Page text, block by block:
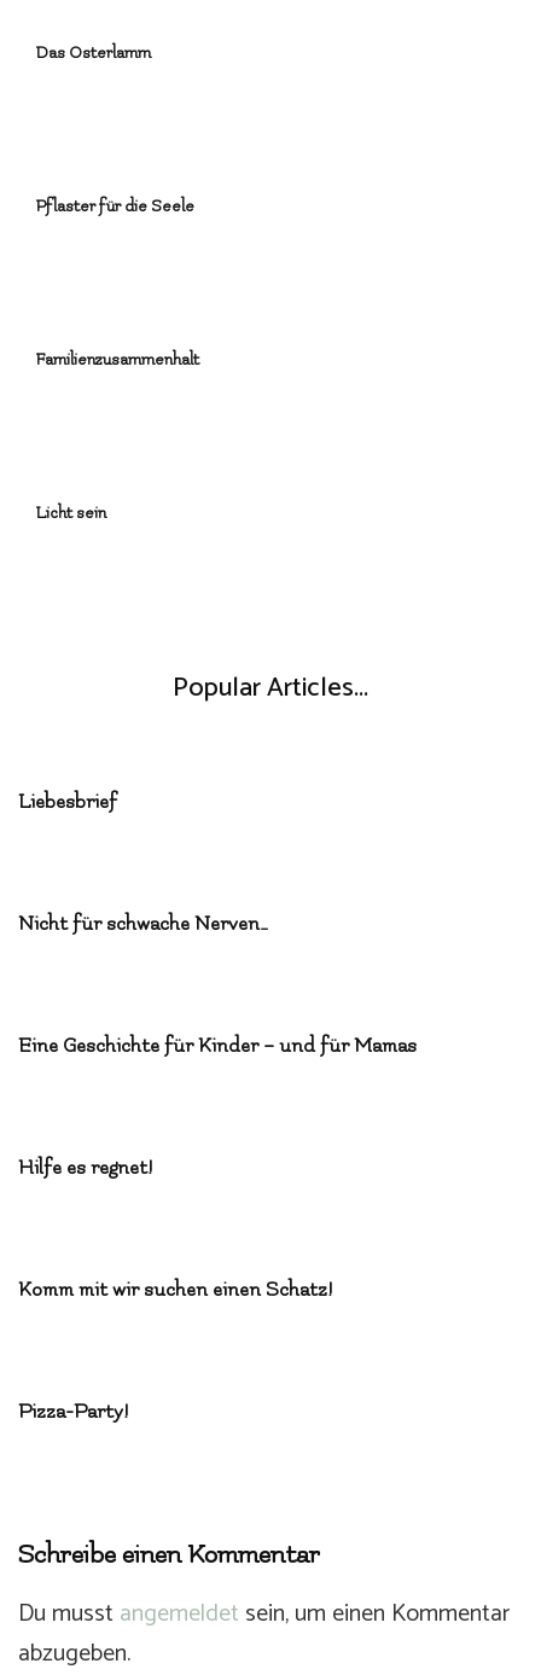
Das Osterlamm
Pflaster für die Seele
Familienzusammenhalt
Licht sein
Popular Articles...
Liebesbrief
Nicht für schwache Nerven…
Eine Geschichte für Kinder – und für Mamas
Hilfe es regnet!
Komm mit wir suchen einen Schatz!
Pizza-Party!
Schreibe einen Kommentar
Du musst angemeldet sein, um einen Kommentar
abzugeben.